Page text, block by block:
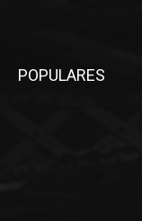
POPULARES